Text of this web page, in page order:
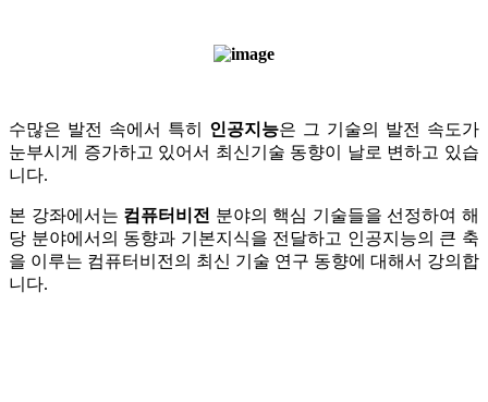
수많은 발전 속에서 특히 인공지능은 그 기술의 발전 속도가
눈부시게 증가하고 있어서 최신기술 동향이 날로 변하고 있습
니다.
본 강좌에서는 컴퓨터비전 분야의 핵심 기술들을 선정하여 해
당 분야에서의 동향과 기본지식을 전달하고 인공지능의 큰 축
을 이루는 컴퓨터비전의 최신 기술 연구 동향에 대해서 강의합
니다.